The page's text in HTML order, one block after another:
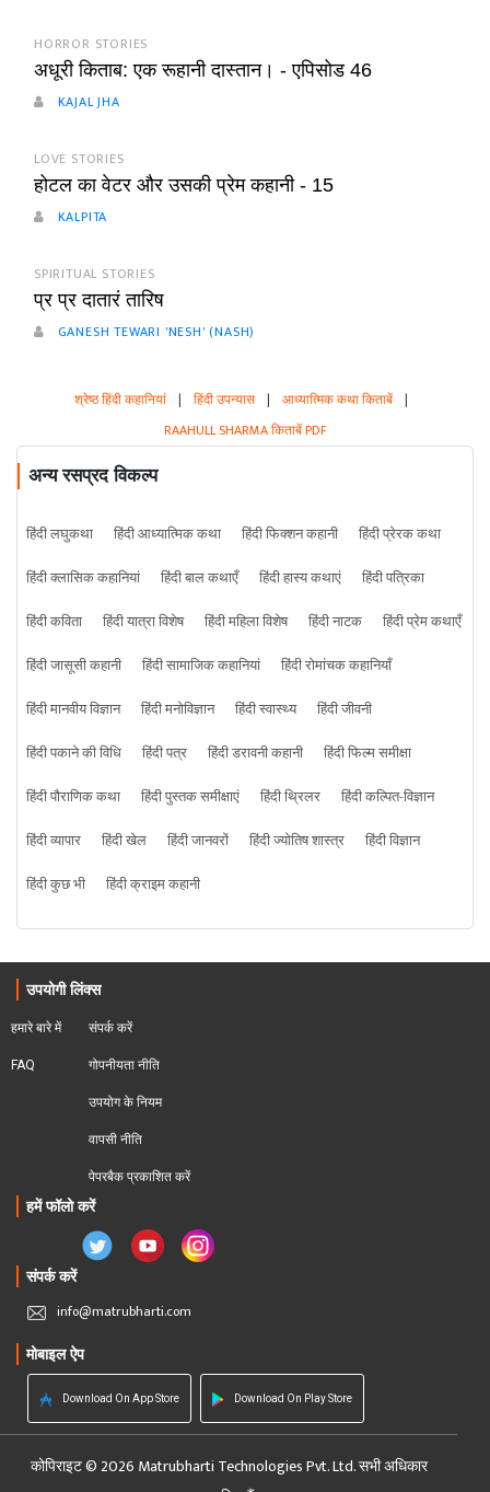
HORROR STORIES
अधूरी किताब: एक रूहानी दास्तान। - एपिसोड 46
KAJAL JHA
LOVE STORIES
होटल का वेटर और उसकी प्रेम कहानी - 15
KALPITA
SPIRITUAL STORIES
प्र प्र दातारं तारिष
GANESH TEWARI 'NESH' (NASH)
श्रेष्ठ हिंदी कहानियां | हिंदी उपन्यास | आध्यात्मिक कथा किताबें |
RAAHULL SHARMA किताबें PDF
अन्य रसप्रद विकल्प
हिंदी लघुकथा हिंदी आध्यात्मिक कथा हिंदी फिक्शन कहानी
हिंदी प्रेरक कथा
हिंदी क्लासिक कहानियां
हिंदी बाल कथाएँ हिंदी हास्य कथाएं
हिंदी पत्रिका
हिंदी कविता
हिंदी यात्रा विशेष हिंदी महिला विशेष हिंदी नाटक
हिंदी प्रेम कथाएँ
हिंदी जासूसी कहानी
हिंदी सामाजिक कहानियां
हिंदी रोमांचक कहानियाँ
हिंदी मानवीय विज्ञान
हिंदी मनोविज्ञान हिंदी स्वास्थ्य
हिंदी जीवनी
हिंदी पकाने की विधि
हिंदी पत्र हिंदी डरावनी कहानी
हिंदी फिल्म समीक्षा
हिंदी पौराणिक कथा
हिंदी पुस्तक समीक्षाएं हिंदी थ्रिलर
हिंदी कल्पित-विज्ञान
हिंदी व्यापार
हिंदी खेल हिंदी जानवरों हिंदी ज्योतिष शास्त्र
हिंदी विज्ञान
हिंदी कुछ भी
हिंदी क्राइम कहानी
उपयोगी लिंक्स
हमारे बारे में
FAQ
संपर्क करें
गोपनीयता नीति
उपयोग के नियम
वापसी नीति
पेपरबैक प्रकाशित करें
हमें फॉलो करें
संपर्क करें
info@matrubharti.com
मोबाइल ऐप
Download On App Store Download On Play Store
कोपिराइट © 2026 Matrubharti Technologies Pvt. Ltd. सभी अधिकार